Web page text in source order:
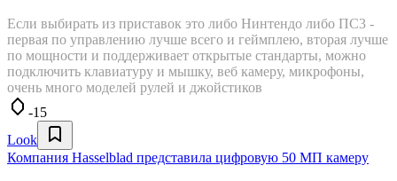
Если выбирать из приставок это либо Нинтендо либо ПС3 -
первая по управлению лучше всего и геймплею, вторая лучше
по мощности и поддерживает открытые стандарты, можно
подключить клавиатуру и мышку, веб камеру, микрофоны,
очень много моделей рулей и джойстиков
-15
Look
Компания Hasselblad представила цифровую 50 МП камеру